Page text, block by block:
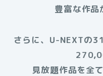
豊富な作品
さらに、U-NEXTの
見放題作品を全